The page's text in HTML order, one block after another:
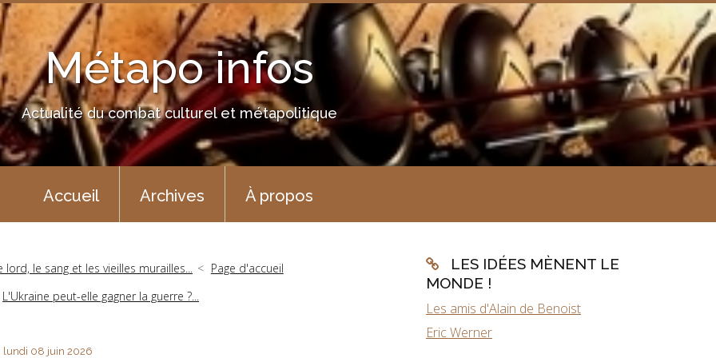
Métapo infos
Actualité du combat culturel et métapolitique
Accueil Archives À propos
lord, le sang et les vieilles murailles...
Page d'accueil
L'Ukraine peut-elle gagner la guerre ?...
lundi 08 juin 2026
LES IDÉES MÈNENT LE
MONDE !
Les amis d'Alain de Benoist
Eric Werner